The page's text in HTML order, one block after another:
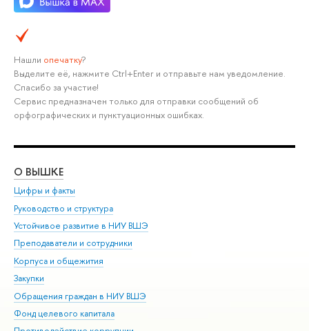
Нашли опечатку?
Выделите её, нажмите Ctrl+Enter и отправьте нам уведомление.
Спасибо за участие!
Сервис предназначен только для отправки сообщений об
орфографических и пунктуационных ошибках.
О ВЫШКЕ
Цифры и факты
Руководство и структура
Устойчивое развитие в НИУ ВШЭ
Преподаватели и сотрудники
Корпуса и общежития
Закупки
Обращения граждан в НИУ ВШЭ
Фонд целевого капитала